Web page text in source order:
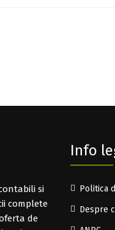
si
complete
de
Info
Politica
Despre